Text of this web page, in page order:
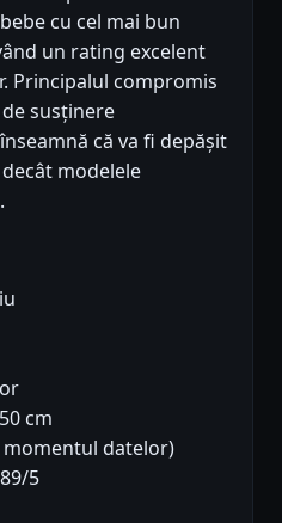
cu cel mai bun
un rating excelent
Principalul compromis
susținere
că va fi depășit
modelele
cm
momentul datelor)
5